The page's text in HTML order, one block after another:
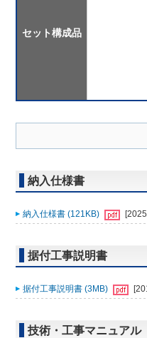
セット構成品
納入仕様書
納入仕様書 (121KB)
据付工事説明書
据付工事説明書 (3MB)
技術・工事マニュアル